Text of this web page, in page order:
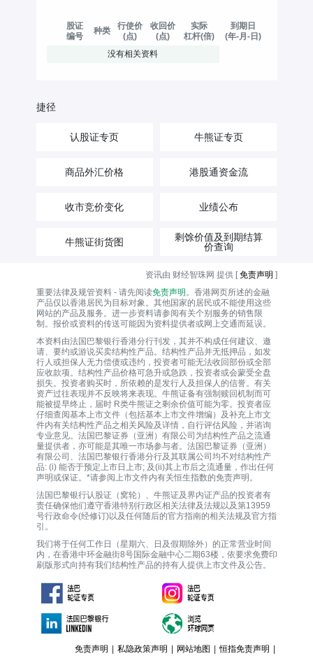
股证
编号
种类
行使价
(点)
收回价
(点)
实际
杠杆(倍)
到期日
(年-月-日)
没有相关资料
捷径
认股证专页 牛熊证专页
商品外汇价格 港股通资金流
收市竞价变化 业绩公布
牛熊证街货图
剩馀价值及到期结算
价查询
资讯由 财经智珠网 提供 [免责声明 ]
重要法律及规管资料 - 请先阅读免责声明 。香港网页所述的金融
产品仅以香港居民为目标对象。其他国家的居民或不能使用这些
网站的产品及服务。进一步资料请参阅有关个别服务的销售限
制。报价或资料的传送可能因为资料提供者或网上交通而延误。
本资料由法国巴黎银行香港分行刊发，其并不构成任何建议、邀
请、要约或游说买卖结构性产品。结构性产品并无抵押品，如发
行人或担保人无力偿债或违约，投资者可能无法收回部份或全部
应收款项。结构性产品价格可急升或急跌，投资者或会蒙受全盘
损失。投资者购买时，所依赖的是发行人及担保人的信誉。有关
资产过往表现并不反映将来表现。牛熊证备有强制赎回机制而可
能被提早终止，届时 R类牛熊证之剩余价值可能为零。投资者应
仔细查阅基本上市文件（包括基本上市文件增编）及补充上市文
件内有关结构性产品之相关风险及详情，自行评估风险，并谘询
专业意见。法国巴黎证券（亚洲）有限公司为结构性产品之流通
量提供者，亦可能是其唯一巿场参与者。法国巴黎证券（亚洲）
有限公司、法国巴黎银行香港分行及其联属公司均不对结构性产
品: (i) 能否于预定上市日上市; 及(ii)其上市后之流通量，作出任何
声明或保证。*请参阅上市文件内有关恒生指数的免责声明。
法国巴黎银行认股证（窝轮）、牛熊证及界内证产品的投资者有
责任确保他们遵守香港特别行政区相关法律及法规以及第13959
号行政命令(经修订)以及任何随后的官方指南的相关法规及官方指
引。
我们将于任何工作日（星期六、日及假期除外）的正常营业时间
内，在香港中环金融街8号国际金融中心二期63楼，依要求免费印
刷版形式向持有我们结构性产品的持有人提供上市文件及公告。
免责声明 私隐政策声明 网站地图 恒指免责声明